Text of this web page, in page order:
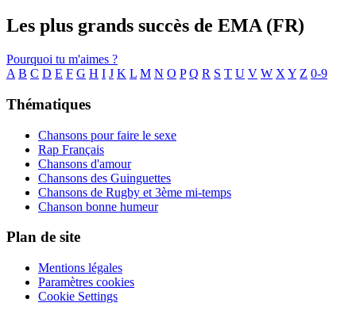
Les plus grands succès de EMA (FR)
Pourquoi tu m'aimes ?
A B C D E F G H I J K L M N O P Q R S T U V W X Y Z 0-9
Thématiques
Chansons pour faire le sexe
Rap Français
Chansons d'amour
Chansons des Guinguettes
Chansons de Rugby et 3ème mi-temps
Chanson bonne humeur
Plan de site
Mentions légales
Paramètres cookies
Cookie Settings